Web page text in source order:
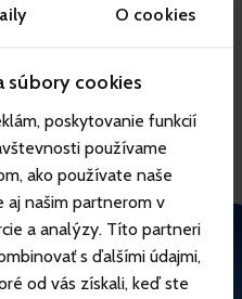
O cookies
súbory cookies
poskytovanie funkcií
používame
ako používate naše
aj našim partnerom v
a analýzy. Títo partneri
s ďalšími údajmi,
od vás získali, keď ste
Gopassu
spolu s vámi